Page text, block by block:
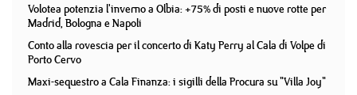
Volotea potenzia l'inverno a Olbia: +75% di posti e nuove rotte per
Madrid, Bologna e Napoli
Conto alla rovescia per il concerto di Katy Perry al Cala di Volpe di
Porto Cervo
Maxi-sequestro a Cala Finanza: i sigilli della Procura su "Villa Joy"